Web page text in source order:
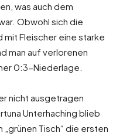
was auch dem
Obwohl sich die
mit Fleischer eine starke
man auf verlorenen
0:3-Niederlage.
nicht ausgetragen
Unterhaching blieb
Tisch“ die ersten